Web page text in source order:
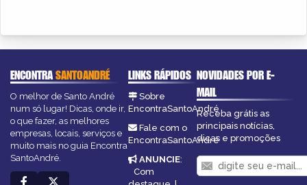
ENCONTRASANTOANDRÉ
O melhor de Santo André
num só lugar! Dicas, onde ir,
o que fazer, as melhores
empresas, locais, serviços e
muito mais no guia Encontra
SantoAndré.
LINKS RÁPIDOS
Sobre
EncontraSantoAndré
Fale com o
EncontraSantoAndré
ANUNCIE:
Com
NOVIDADES POR E-
MAIL
Receba grátis as
principais notícias,
dicas e promoções